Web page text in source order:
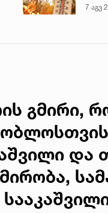
+40-
7 აგვ
გმირი,
და